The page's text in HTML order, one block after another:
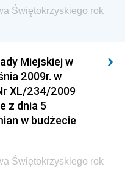
Głównej Straży
Banku Polskiego
Głównej Policji
i Polityki
Budownictwa
Świętokrzyskiego rok
Miejskiej w
2009r. w
XL/234/2009
z dnia 5
w budżecie
Świętokrzyskiego rok